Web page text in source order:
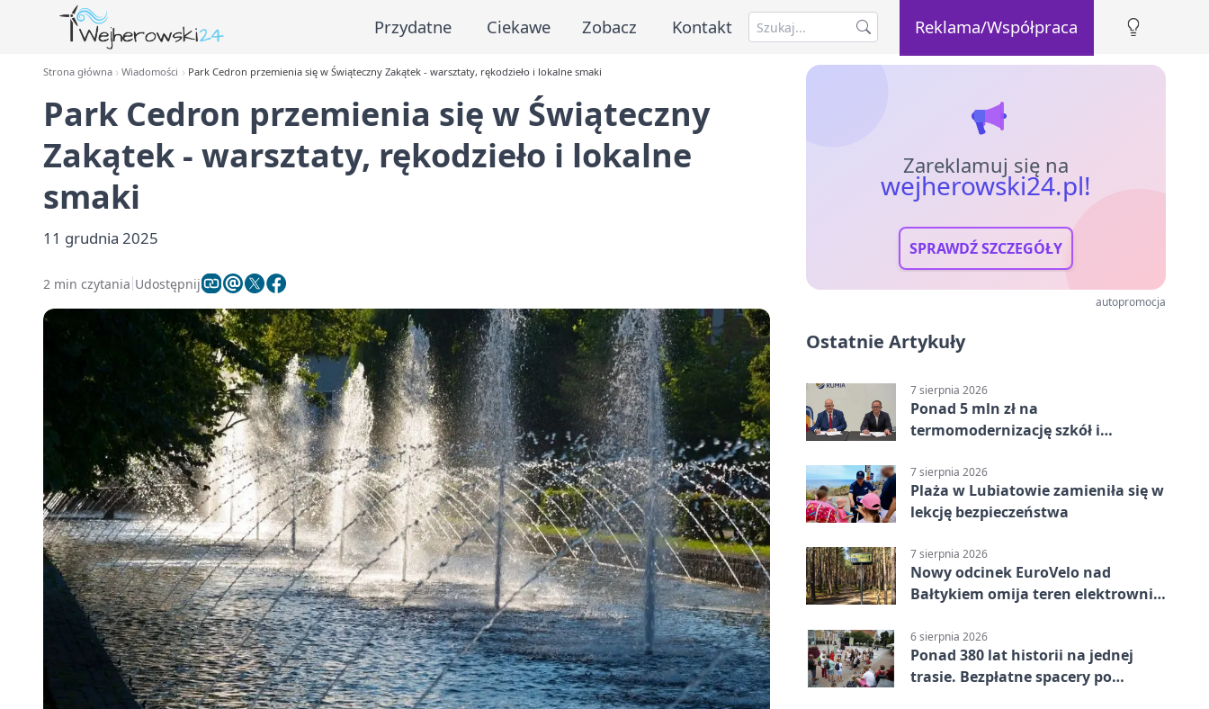
Przydatne Ciekawe Zobacz Kontakt Reklama/Współpraca
Strona główna Wiadomości Park Cedron przemienia się w Świąteczny Zakątek - warsztaty, rękodzieło i lokalne smaki
Park Cedron przemienia się w Świąteczny
Zakątek - warsztaty, rękodzieło i lokalne
smaki
11 grudnia 2025
2 min czytania Udostępnij
Zareklamuj się na
wejherowski24.pl!
SPRAWDŹ SZCZEGÓŁY
autopromocja
Ostatnie Artykuły
7 sierpnia 2026
Ponad 5 mln zł na
termomodernizację szkół i
7 sierpnia 2026
Plaża w Lubiatowie zamieniła się w
lekcję bezpieczeństwa
7 sierpnia 2026
Nowy odcinek EuroVelo nad
Bałtykiem omija teren elektrowni
6 sierpnia 2026
Ponad 380 lat historii na jednej
trasie. Bezpłatne spacery po